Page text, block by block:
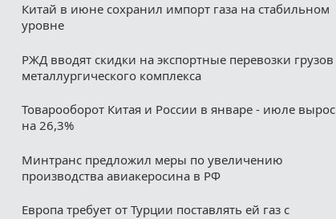
Китай в июне сохранил импорт газа на стабильном
уровне
РЖД вводят скидки на экспортные перевозки грузов
металлургического комплекса
Товарооборот Китая и России в январе - июле вырос
на 26,3%
Минтранс предложил меры по увеличению
производства авиакеросина в РФ
Европа требует от Турции поставлять ей газ с